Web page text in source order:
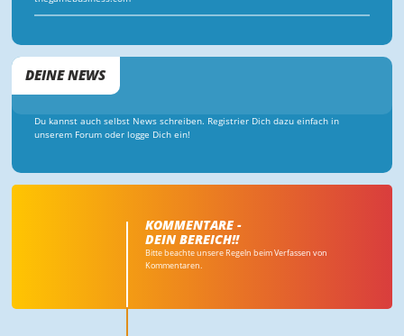
DEINE NEWS
Du kannst auch selbst News schreiben. Registrier Dich dazu einfach in
unserem Forum oder logge Dich ein!
KOMMENTARE -
DEIN BEREICH!!
Bitte beachte unsere Regeln beim Verfassen von
Kommentaren.